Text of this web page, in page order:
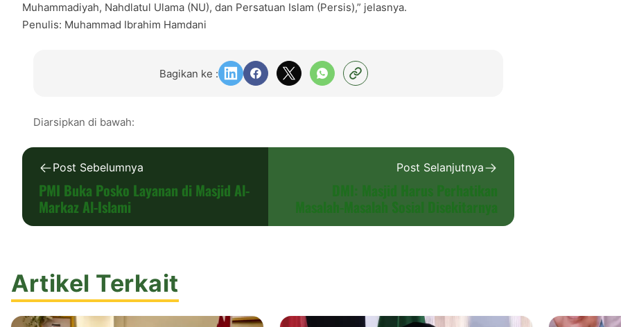
Muhammadiyah, Nahdlatul Ulama (NU), dan Persatuan Islam (Persis),” jelasnya.
Penulis: Muhammad Ibrahim Hamdani
Bagikan ke :
Diarsipkan di bawah:
Post Sebelumnya
PMI Buka Posko Layanan di Masjid Al-
Markaz Al-Islami
Post Selanjutnya
Artikel Terkait